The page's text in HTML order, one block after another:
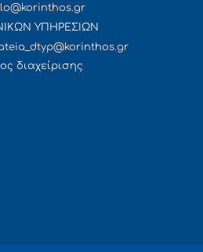
ΥΠΗΡΕΣΙΩΝ
διαχείρισης